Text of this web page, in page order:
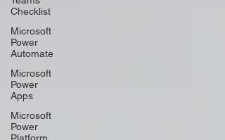
Checklist
Microsoft
Power
Automate
Microsoft
Power
Apps
Microsoft
Power